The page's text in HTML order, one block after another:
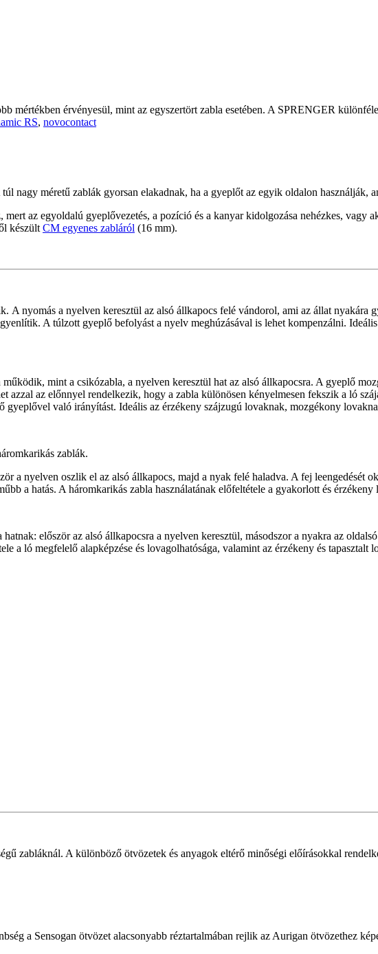
mértékben érvényesül, mint az egyszertört zabla esetében. A SPRENGER
RS, novocontact
nagy méretű zablák gyorsan elakadnak, ha a gyeplőt az egyik oldalon használják,
mert az egyoldalú gyeplővezetés, a pozíció és a kanyar kidolgozása nehézkes, vagy
készült CM egyenes zabláról (16 mm).
A nyomás a nyelven keresztül az alsó állkapocs felé vándorol, ami az állat nyakára
A túlzott gyeplő befolyást a nyelv meghúzásával is lehet kompenzálni.
mint a csikózabla, a nyelven keresztül hat az alsó állkapocsra. A gyeplő
azzal az előnnyel rendelkezik, hogy a zabla különösen kényelmesen fekszik a ló
gyeplővel való irányítást. Ideális az érzékeny szájzugú lovaknak, mozgékony
zablák.
a nyelven oszlik el az alsó állkapocs, majd a nyak felé haladva. A fej leengedését
a hatás. A háromkarikás zabla használatának előfeltétele a gyakorlott és érzékeny
először az alsó állkapocsra a nyelven keresztül, másodszor a nyakra az
a ló megfelelő alapképzése és lovagolhatósága, valamint az érzékeny és tapasztalt
zabláknál. A különböző ötvözetek és anyagok eltérő minőségi előírásokkal
a Sensogan ötvözet alacsonyabb réztartalmában rejlik az Aurigan ötvözethez